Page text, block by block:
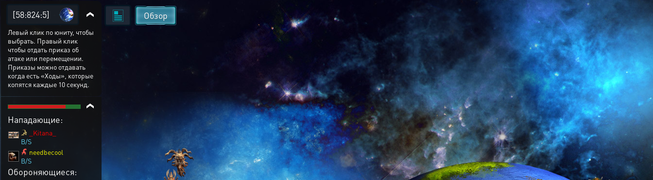
Обзор
[58:824:5]
Левый клик по юниту, чтобы
выбрать. Правый клик
чтобы отдать приказ об
атаке или перемещении.
Приказы можно отдавать
когда есть «Ходы», которые
копятся каждые 10 секунд.
Нападающие:
_Kitana_
B/S
needbecool
B/S
Обороняющиеся: